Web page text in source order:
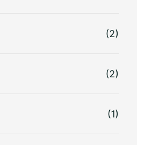
(2)
(2)
(1)